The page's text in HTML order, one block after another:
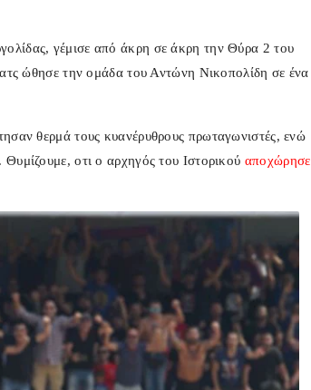
γέμισε από άκρη σε άκρη την Θύρα 2 του
ώθησε την ομάδα του Αντώνη Νικοπολίδη σε ένα
θερμά τους κυανέρυθρους πρωταγωνιστές, ενώ
οτι ο αρχηγός του Ιστορικού αποχώρησε